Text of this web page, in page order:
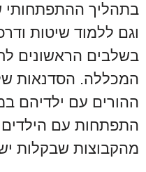
בתהליך ההתפתחותי
וגם ללמוד שיטות
בשלבים הראשונים
המכללה. הסדנאות
ההורים עם ילדיהם
התפתחות עם
מהקבוצות שבקלות